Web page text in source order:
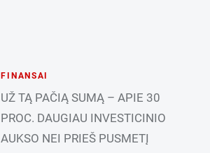
FINANSAI
UŽ TĄ PAČIĄ SUMĄ – APIE 30
PROC. DAUGIAU INVESTICINIO
AUKSO NEI PRIEŠ PUSMETĮ